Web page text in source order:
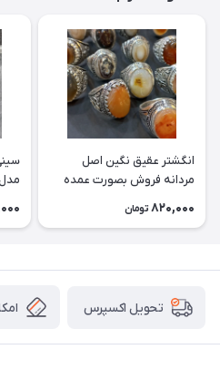
انگشتر عقیق نگین اصل
مردانه فروش بصورت عمده
3عدد هست فروش بصورت
820,000 تومان
مدل
تحویل اکسپرس